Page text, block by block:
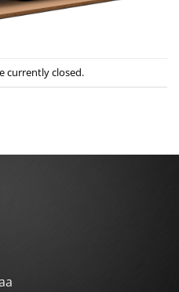
currently closed.